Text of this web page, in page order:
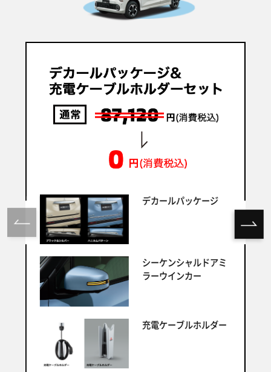
デカールパッケージ
シーケンシャルドアミ
ラーウインカー
充電ケーブルホルダー